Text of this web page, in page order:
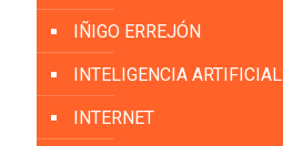
IÑIGO ERREJÓN
INTELIGENCIA ARTIFICIAL
INTERNET